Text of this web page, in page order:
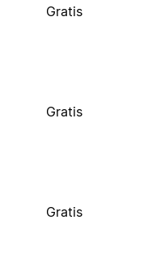
Gratis
Gratis
Gratis